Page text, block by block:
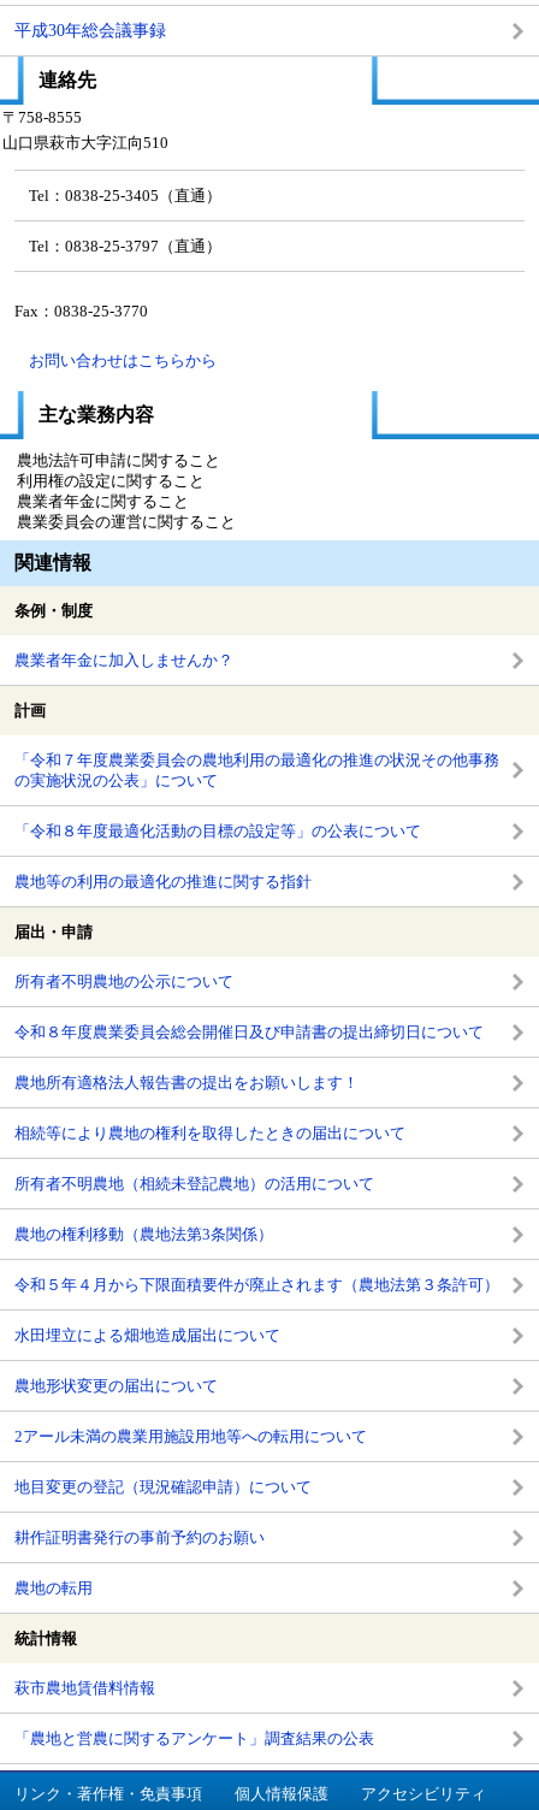
平成30年総会議事録
連絡先
〒758-8555
山口県萩市大字江向510
Tel：0838-25-3405（直通）
Tel：0838-25-3797（直通）
Fax：0838-25-3770
お問い合わせはこちらから
主な業務内容
農地法許可申請に関すること
利用権の設定に関すること
農業者年金に関すること
農業委員会の運営に関すること
関連情報
条例・制度
農業者年金に加入しませんか？
計画
「令和７年度農業委員会の農地利用の最適化の推進の状況その他事務
の実施状況の公表」について
「令和８年度最適化活動の目標の設定等」の公表について
農地等の利用の最適化の推進に関する指針
届出・申請
所有者不明農地の公示について
令和８年度農業委員会総会開催日及び申請書の提出締切日について
農地所有適格法人報告書の提出をお願いします！
相続等により農地の権利を取得したときの届出について
所有者不明農地（相続未登記農地）の活用について
農地の権利移動（農地法第3条関係）
令和５年４月から下限面積要件が廃止されます（農地法第３条許可）
水田埋立による畑地造成届出について
農地形状変更の届出について
2アール未満の農業用施設用地等への転用について
地目変更の登記（現況確認申請）について
耕作証明書発行の事前予約のお願い
農地の転用
統計情報
萩市農地賃借料情報
「農地と営農に関するアンケート」調査結果の公表
リンク・著作権・免責事項 個人情報保護 アクセシビリティ